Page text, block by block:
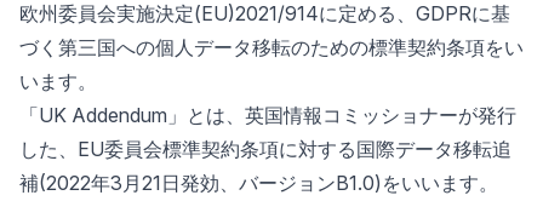
欧州委員会実施決定(EU)2021/914に定める、GDPRに基
づく第三国への個人データ移転のための標準契約条項をい
います。
「UK Addendum」とは、英国情報コミッショナーが発行
した、EU委員会標準契約条項に対する国際データ移転追
補(2022年3月21日発効、バージョンB1.0)をいいます。